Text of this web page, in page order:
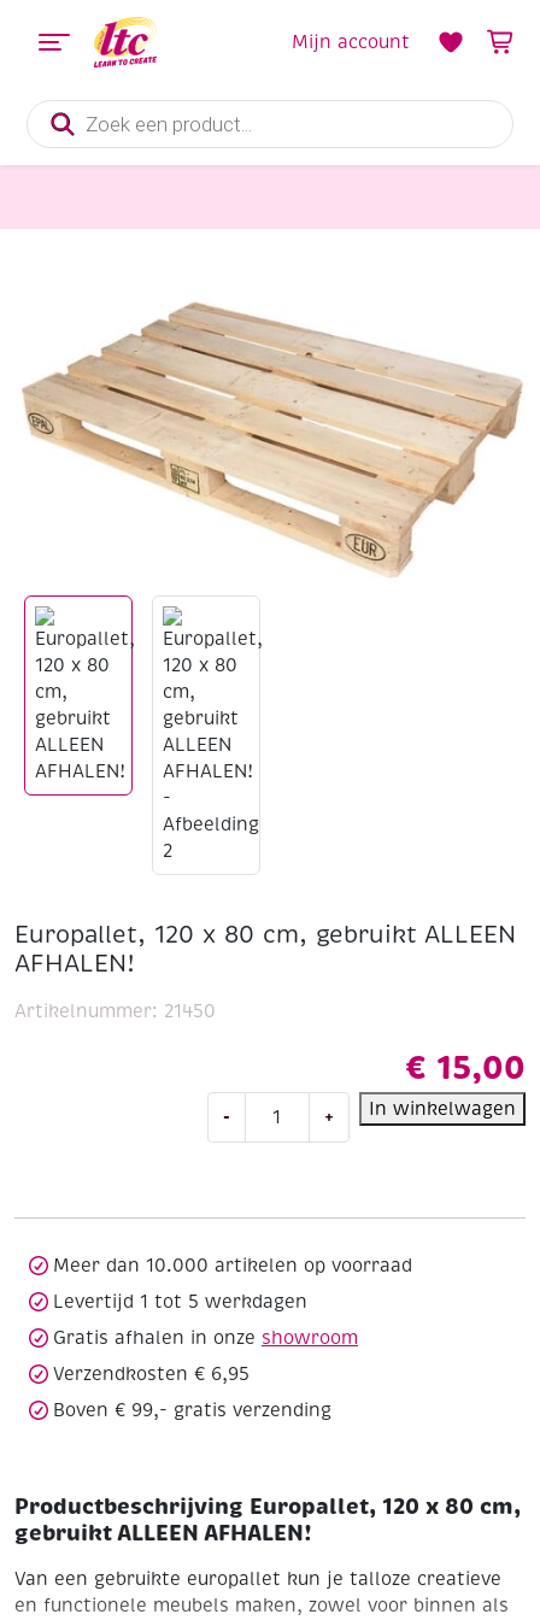
Producten
zoeken
Mijn account
Europallet, 120 x 80 cm, gebruikt ALLEEN
AFHALEN!
€ 15,00
-
ALLEEN
AFHALEN!
+ In winkelwagen
Artikelnummer: 21450
Meer dan 10.000 artikelen op voorraad
Levertijd 1 tot 5 werkdagen
Gratis afhalen in onze showroom
Verzendkosten € 6,95
Boven € 99,- gratis verzending
Productbeschrijving Europallet, 120 x 80 cm,
gebruikt ALLEEN AFHALEN!
Van een gebruikte europallet kun je talloze creatieve
en functionele meubels maken, zowel voor binnen als